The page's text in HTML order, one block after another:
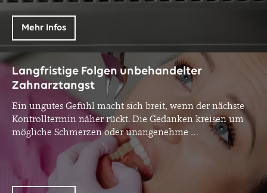
Mehr Infos
Langfristige Folgen unbehandelter
Zahnarztangst
Ein ungutes Gefühl macht sich breit, wenn der nächste
Kontrolltermin näher rückt. Die Gedanken kreisen um
mögliche Schmerzen oder unangenehme …